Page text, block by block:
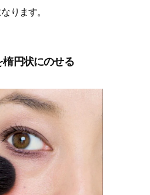
ります。
楕円状にのせる